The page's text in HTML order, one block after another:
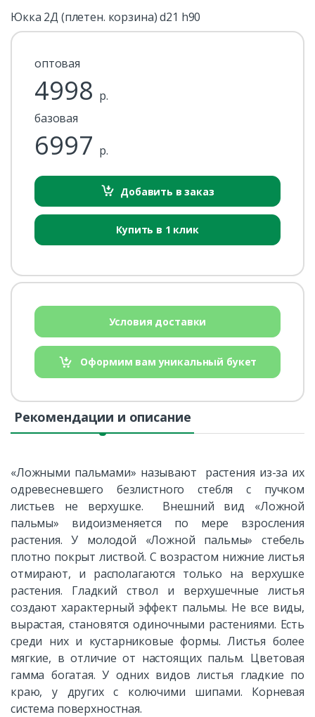
Юкка 2Д (плетен. корзина) d21 h90
оптовая
4998 р.
базовая
6997 р.
Добавить в заказ
Купить в 1 клик
Условия доставки
Оформим вам уникальный букет
Рекомендации и описание
«Ложными пальмами» называют растения из-за их
одревесневшего безлистного стебля с пучком
листьев не верхушке. Внешний вид «Ложной
пальмы» видоизменяется по мере взросления
растения. У молодой «Ложной пальмы» стебель
плотно покрыт листвой. С возрастом нижние листья
отмирают, и располагаются только на верхушке
растения. Гладкий ствол и верхушечные листья
создают характерный эффект пальмы. Не все виды,
вырастая, становятся одиночными растениями. Есть
среди них и кустарниковые формы. Листья более
мягкие, в отличие от настоящих пальм. Цветовая
гамма богатая. У одних видов листья гладкие по
краю, у других с колючими шипами. Корневая
система поверхностная.